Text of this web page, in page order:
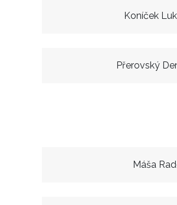
Koníček
Přerovský
Máša